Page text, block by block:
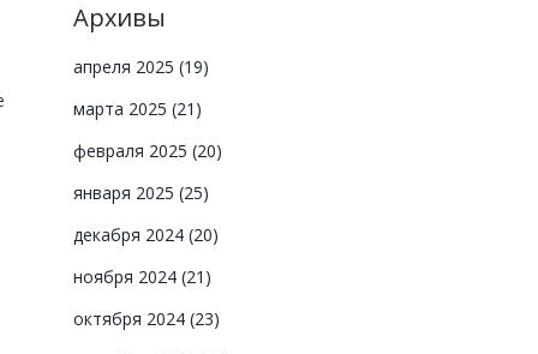
Архивы
апреля 2025 (19)
марта 2025 (21)
февраля 2025 (20)
января 2025 (25)
декабря 2024 (20)
ноября 2024 (21)
октября 2024 (23)